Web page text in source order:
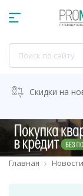
Скидки на
Главная Новости